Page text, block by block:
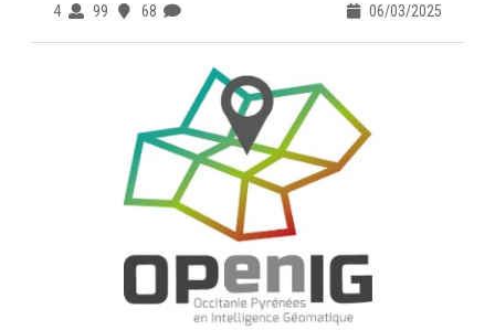
l'étudier et de le faire connaître.
Charte du Contributeur
Des questions contactez-nous :ADMINISTRATEUR
06/03/2025
4 99 68